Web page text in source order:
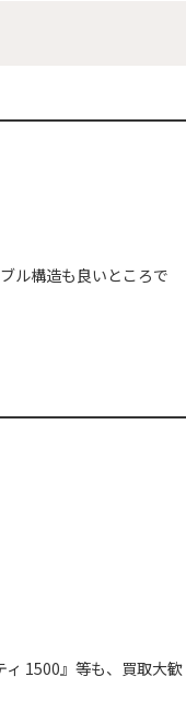
ル構造も良いところで
ィ 1500』等も、買取大歓